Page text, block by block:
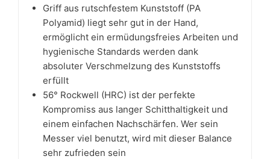
Griff aus rutschfestem Kunststoff (PA
Polyamid) liegt sehr gut in der Hand,
ermöglicht ein ermüdungsfreies Arbeiten und
hygienische Standards werden dank
absoluter Verschmelzung des Kunststoffs
erfüllt
56° Rockwell (HRC) ist der perfekte
Kompromiss aus langer Schitthaltigkeit und
einem einfachen Nachschärfen. Wer sein
Messer viel benutzt, wird mit dieser Balance
sehr zufrieden sein